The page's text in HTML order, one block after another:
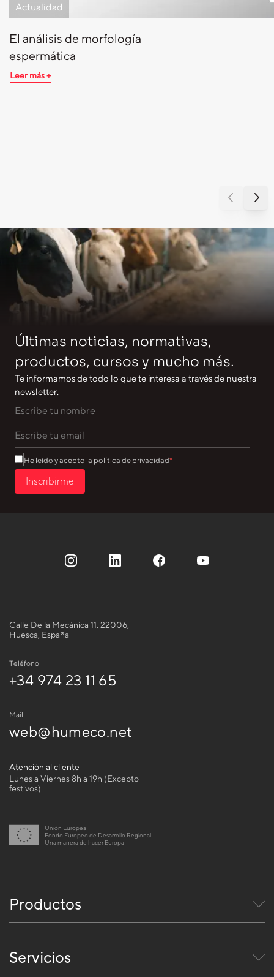
Actualidad
El análisis de morfología
espermática
Leer más +
Últimas noticias, normativas,
productos, cursos y mucho más.
Te informamos de todo lo que te interesa a través de nuestra
newsletter.
He leído y acepto la política de privacidad
Inscribirme
Calle De la Mecánica 11, 22006,
Huesca, España
Teléfono
+34 974 23 11 65
Mail
web@humeco.net
Atención al cliente
Lunes a Viernes 8h a 19h (Excepto
festivos)
Unión Europea
Fondo Europeo de Desarrollo Regional
Una manera de hacer Europa
Productos
Servicios